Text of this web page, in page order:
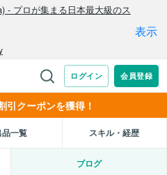
引クーポンを獲得！
品一覧 スキル・経歴
ブログ